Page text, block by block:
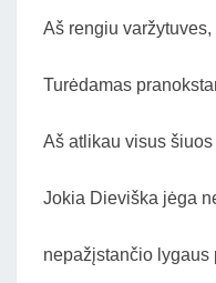
Aš rengiu
Turėdamas
Aš atlikau visus
Jokia Dieviška jėga
nepažįstančio lygaus